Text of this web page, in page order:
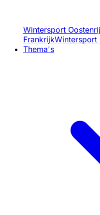
Wintersport
FrankrijkWintersport
Thema's